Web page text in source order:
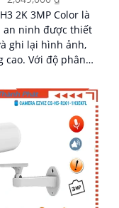
2K 3MP Color là
an ninh được thiết
ghi lại hình ảnh,
độ phân
tiết, đảm bảo bạn
chi tiết